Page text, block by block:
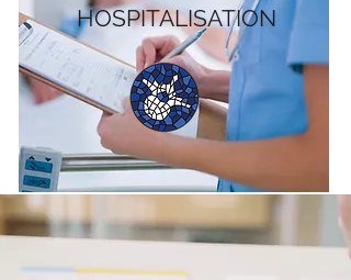
HOSPITALISATION
***